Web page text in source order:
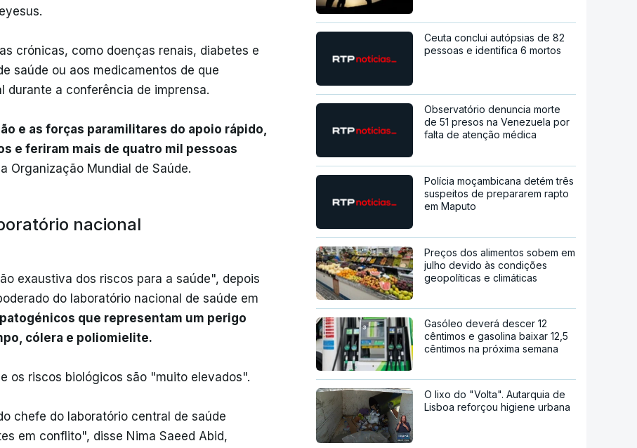
crónicas, como doenças renais, diabetes e
saúde ou aos medicamentos de que
durante a conferência de imprensa.
e as forças paramilitares do apoio rápido,
e feriram mais de quatro mil pessoas
Organização Mundial de Saúde.
nacional
exaustiva dos riscos para a saúde", depois
do laboratório nacional de saúde em
que representam um perigo
cólera e poliomielite.
os riscos biológicos são "muito elevados".
chefe do laboratório central de saúde
em conflito", disse Nima Saeed Abid,
Ceuta conclui autópsias de 82
pessoas e identifica 6 mortos
Observatório denuncia morte
de 51 presos na Venezuela por
falta de atenção médica
Polícia moçambicana detém três
suspeitos de prepararem rapto
em Maputo
Preços dos alimentos sobem em
julho devido às condições
geopolíticas e climáticas
Gasóleo deverá descer 12
cêntimos e gasolina baixar 12,5
cêntimos na próxima semana
O lixo do "Volta". Autarquia de
Lisboa reforçou higiene urbana